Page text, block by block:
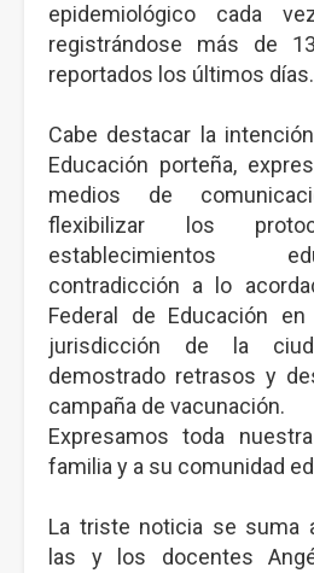
epidemiológico cada
registrándose más de
reportados los últimos días.
Cabe destacar la
Educación porteña,
medios de
flexibilizar los
establecimientos
contradicción a lo
Federal de Educación
jurisdicción de la
demostrado retrasos y
campaña de vacunación.
Expresamos toda
familia y a su comunidad
La triste noticia se suma
las y los docentes